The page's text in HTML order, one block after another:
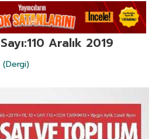
Aralık 2019
(Dergi)